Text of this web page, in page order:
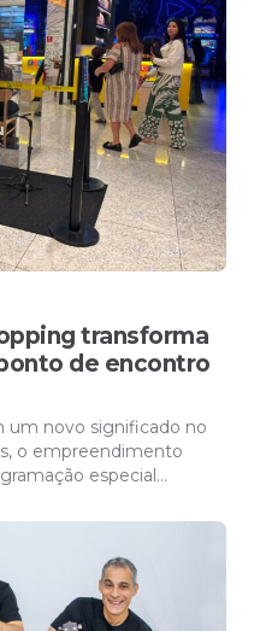
transforma
de encontro
um novo significado no
o empreendimento
especial…